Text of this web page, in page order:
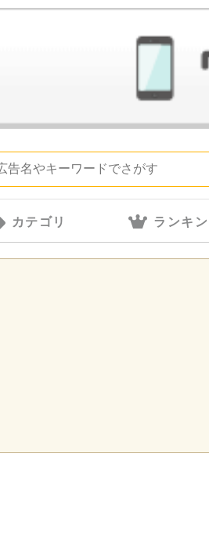
カテゴリ ランキ